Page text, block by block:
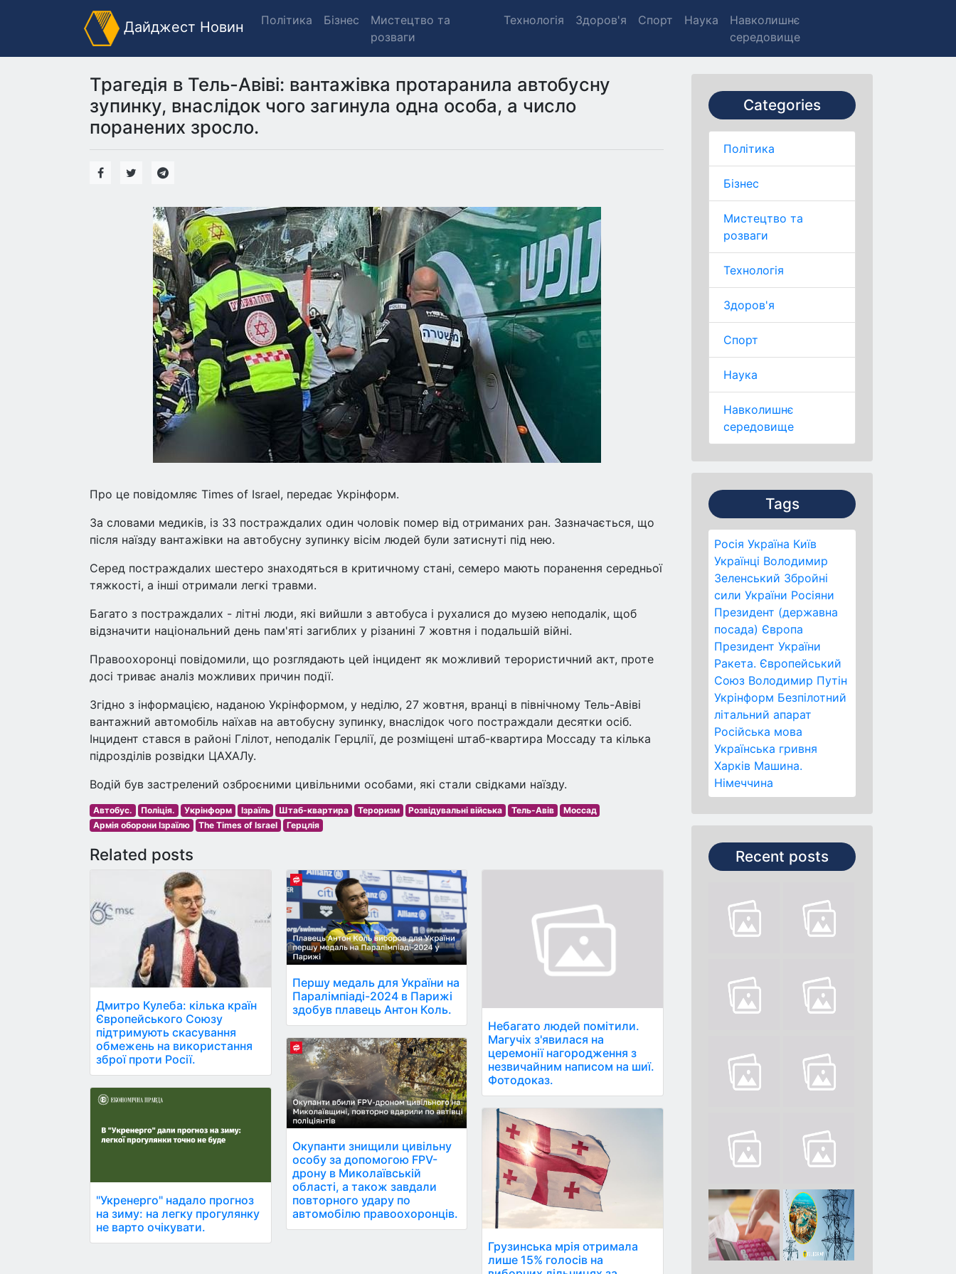
Дайджест Новин Політика Бізнес
Мистецтво та
розваги
Технологія Здоров'я Спорт Наука
Навколишнє
середовище
Categories
Політика
Бізнес
Мистецтво та
розваги
Технологія
Здоров'я
Спорт
Наука
Навколишнє
середовище
Tags
Росія Україна Київ
Українці Володимир
Зеленський Збройні
сили України Росіяни
Президент (державна
посада) Європа
Президент України
Ракета. Європейський
Союз Володимир Путін
Укрінформ Безпілотний
літальний апарат
Російська мова
Українська гривня
Харків Машина.
Німеччина
Recent posts
Трагедія в Тель-Авіві: вантажівка протаранила автобусну
зупинку, внаслідок чого загинула одна особа, а число
поранених зросло.
Про це повідомляє Times of Israel, передає Укрінформ.
За словами медиків, із 33 постраждалих один чоловік помер від отриманих ран. Зазначається, що
після наїзду вантажівки на автобусну зупинку вісім людей були затиснуті під нею.
Серед постраждалих шестеро знаходяться в критичному стані, семеро мають поранення середньої
тяжкості, а інші отримали легкі травми.
Багато з постраждалих - літні люди, які вийшли з автобуса і рухалися до музею неподалік, щоб
відзначити національний день пам'яті загиблих у різанині 7 жовтня і подальшій війні.
Правоохоронці повідомили, що розглядають цей інцидент як можливий терористичний акт, проте
досі триває аналіз можливих причин події.
Згідно з інформацією, наданою Укрінформом, у неділю, 27 жовтня, вранці в північному Тель-Авіві
вантажний автомобіль наїхав на автобусну зупинку, внаслідок чого постраждали десятки осіб.
Інцидент стався в районі Глілот, неподалік Герцлії, де розміщені штаб-квартира Моссаду та кілька
підрозділів розвідки ЦАХАЛу.
Водій був застрелений озброєними цивільними особами, які стали свідками наїзду.
Автобус. Поліція. Укрінформ Ізраїль Штаб-квартира Тероризм Розвідувальні війська Тель-Авів
Моссад
Армія оборони Ізраїлю
The Times of Israel Герцлія
Related posts
Дмитро Кулеба: кілька країн
Європейського Союзу
підтримують скасування
обмежень на використання
зброї проти Росії.
"Укренерго" надало прогноз
на зиму: на легку прогулянку
не варто очікувати.
Першу медаль для України на
Паралімпіаді-2024 в Парижі
здобув плавець Антон Коль.
Окупанти знищили цивільну
особу за допомогою FPV-
дрону в Миколаївській
області, а також завдали
повторного удару по
автомобілю правоохоронців.
Небагато людей помітили.
Магучіх з'явилася на
церемонії нагородження з
незвичайним написом на шиї.
Фотодоказ.
Грузинська мрія отримала
лише 15% голосів на